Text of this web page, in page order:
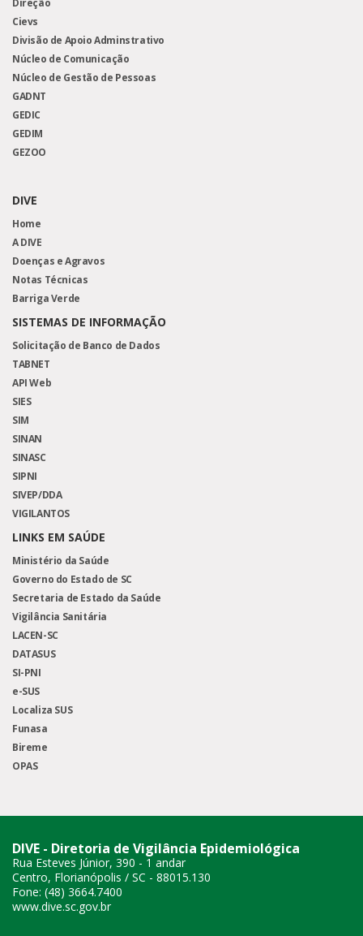
Cievs
Divisão de Apoio Adminstrativo
Núcleo de Comunicação
Núcleo de Gestão de Pessoas
GADNT
GEDIC
GEDIM
GEZOO
DIVE
Home
A DIVE
Doenças e Agravos
Notas Técnicas
Barriga Verde
SISTEMAS DE INFORMAÇÃO
Solicitação de Banco de Dados
TABNET
API Web
SIES
SIM
SINAN
SINASC
SIPNI
SIVEP/DDA
VIGILANTOS
LINKS EM SAÚDE
Ministério da Saúde
Governo do Estado de SC
Secretaria de Estado da Saúde
Vigilância Sanitária
LACEN-SC
DATASUS
SI-PNI
e-SUS
Localiza SUS
Funasa
Bireme
OPAS
DIVE - Diretoria de Vigilância Epidemiológica
Rua Esteves Júnior, 390 - 1 andar
Centro, Florianópolis / SC - 88015.130
Fone: (48) 3664.7400
www.dive.sc.gov.br